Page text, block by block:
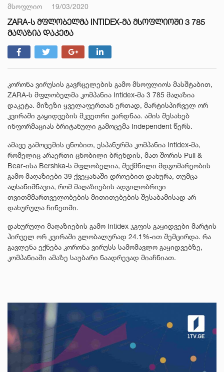
მსოფლიო 19/03/2020
ZARA-Ს ᲛᲤᲚᲝᲑᲔᲚᲛᲐ INTIDEX-ᲛᲐ ᲛᲡᲝᲤᲚᲘᲝᲨᲘ 3 785
ᲛᲐᲦᲐᲖᲘᲐ ᲓᲐᲙᲔᲢᲐ
კორონა ვირუსის გავრცელების გამო მსოფლიოს მასშტაბით,
ZARA-ს მფლობელმა კომპანია Intidex-მა 3 785 მაღაზია
დაკეტა. მიზეზი ყველაფერთან ერთად, მარტისპირველ ორ
კვირაში გაყიდვების მკვეთრი ვარდნაა. ამის შესახებ
ინფორმაციას ბრიტანული გამოცემა Independent წერს.
ამავე გამოცემის ცნობით, ესპანურმა კომპანია Intidex-მა,
რომელიც არაერთი ცნობილი ბრენდის, მათ შორის Pull &
Bear-ისა Bershka-ს მფლობელია, შექმნილი მდგომარეობის
გამო მაღაზიები 39 ქვეყანაში დროებით დახურა, თუმცა
აღსანიშნავია, რომ მაღაზიების ადგილობრივი
თვითმმართველობების მითითებების შესაბამისად არ
დახურულა ჩინეთში.
დახურული მაღაზიების გამო Intidex ჯგფის გაყიდვები მარტის
პირველ ორ კვირაში გლობალურად 24.1%-ით შემცირდა. რა
გავლენა ექნება კორონა ვირუსს სამომავლო გაყიდვებზე,
კომპანიაში ამაზე საუბარი ნაადრევად მიაჩნიათ.